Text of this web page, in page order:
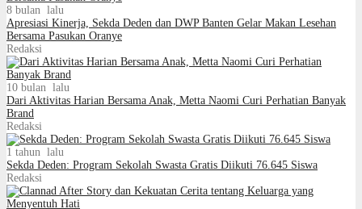
8 bulan lalu
Apresiasi Kinerja, Sekda Deden dan DWP Banten Gelar Makan Lesehan
Bersama Pasukan Oranye
Redaksi
10 bulan lalu
Dari Aktivitas Harian Bersama Anak, Metta Naomi Curi Perhatian Banyak
Brand
Redaksi
1 tahun lalu
Sekda Deden: Program Sekolah Swasta Gratis Diikuti 76.645 Siswa
Redaksi